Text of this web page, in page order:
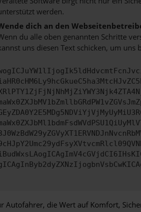
werden.
dich an den
du alle oben genannten Schritte
uns diesen Text schicken, um uns
die Wert auf Komfort,